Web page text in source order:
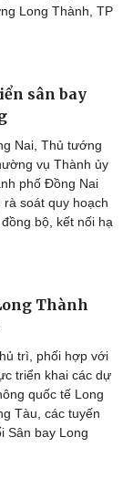
Long Thành, TP
sân bay
Nai, Thủ tướng
vụ Thành ủy
phố Đồng Nai
soát quy hoạch
bộ, kết nối hạ
Thành
trì, phối hợp với
triển khai các dự
quốc tế Long
Tàu, các tuyến
Sân bay Long